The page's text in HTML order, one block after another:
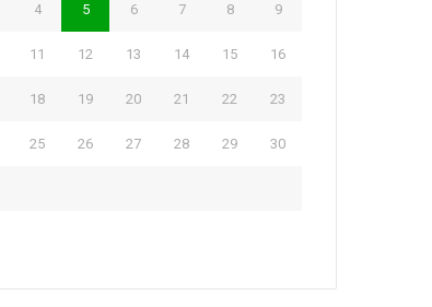
4 5 6 7 8 9
11 12 13 14 15 16
18 19 20 21 22 23
25 26 27 28 29 30